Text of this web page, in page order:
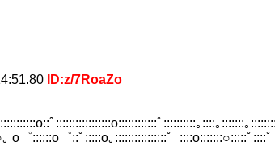
ID:z/7RoaZo
ﾟ:::::::::::::::::o::::::::::::ﾟ::::::::::｡::::｡:::::::｡
o゜::::::o゜::ﾟ:::::o｡::::::::::::::::゜::::o:::::::○:::::ﾟ::::